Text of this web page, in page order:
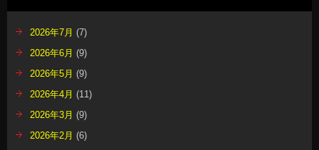
2026年7月 (7)
2026年6月 (9)
2026年5月 (9)
2026年4月 (11)
2026年3月 (9)
2026年2月 (6)